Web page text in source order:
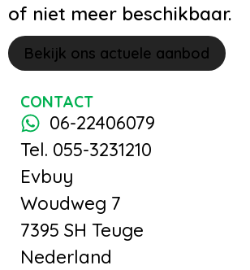
of niet meer beschikbaar.
Bekijk ons actuele aanbod
CONTACT
06-22406079
Tel. 055-3231210
Evbuy
Woudweg 7
7395 SH Teuge
Nederland